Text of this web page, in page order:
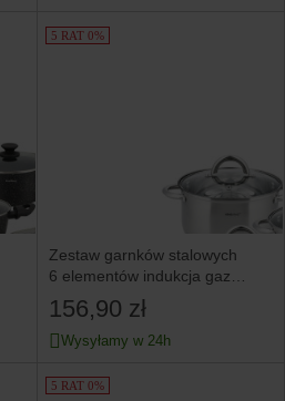
5 RAT 0%
Zestaw garnków stalowych
6 elementów indukcja gaz
KINGHOFF Silver
156,90 zł
Wysyłamy w 24h
5 RAT 0%